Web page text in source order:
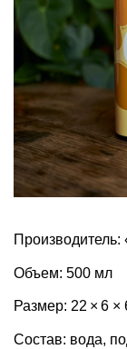
Объем: 500 мл
Размер: 22 × 6 ×
Состав: вода,